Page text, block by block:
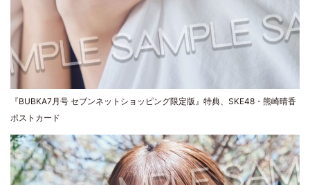
『BUBKA7月号 セブンネットショッピング限定版』特典、SKE48・熊崎晴香
ポストカード